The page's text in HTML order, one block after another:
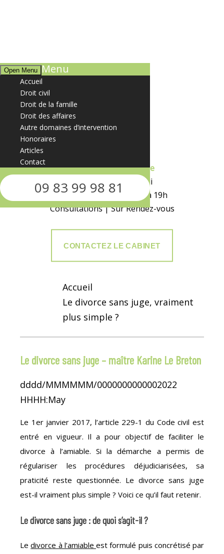
Open Menu Menu
Accueil
Droit civil
Droit de la famille
Droit des affaires
Autre domaines d’intervention
Honoraires
Articles
Contact
09 83 99 98 81
10 Rue de Paris
Accueil Téléphonique
Du Lundi au Vendredi
de 9h à 12h30 et de 14h à 19h
Consultations | Sur Rendez-vous
CONTACTEZ LE CABINET
Accueil
Le divorce sans juge, vraiment
plus simple ?
Le divorce sans juge – maître Karine Le Breton
dddd/MMMMMM/0000000000002022
HHHH:May
Le 1er janvier 2017, l’article 229-1 du Code civil est
entré en vigueur. Il a pour objectif de faciliter le
divorce à l’amiable. Si la démarche a permis de
régulariser les procédures déjudiciarisées, sa
praticité reste questionnée. Le divorce sans juge
est-il vraiment plus simple ? Voici ce qu’il faut retenir.
Le divorce sans juge : de quoi s’agit-il ?
Ledivorce à l’amiable est formulé puis concrétisé par